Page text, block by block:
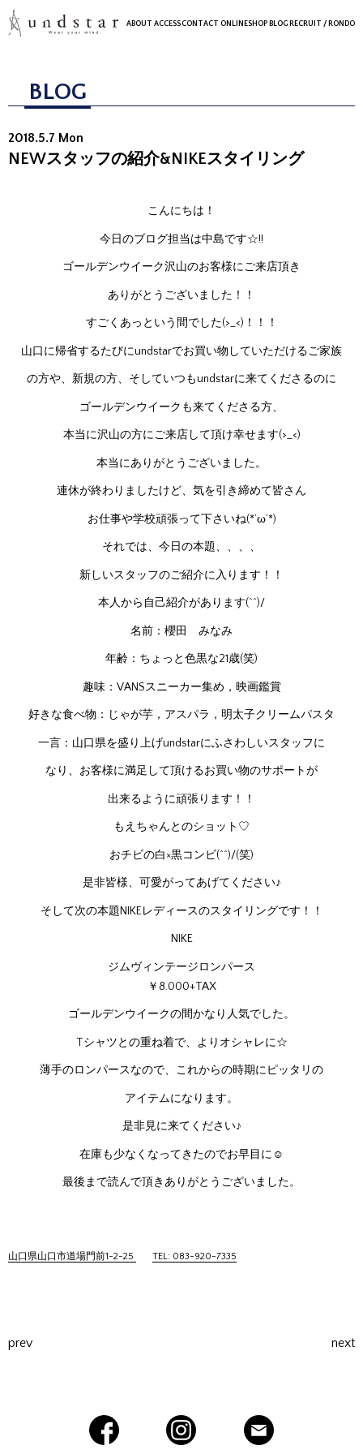
ABOUT ACCESSCONTACT ONLINESHOP BLOG RECRUIT / RONDO
BLOG
2018.5.7 Mon
NEWスタッフの紹介&NIKEスタイリング
こんにちは！
今日のブログ担当は中島です☆!!
ゴールデンウイーク沢山のお客様にご来店頂き
ありがとうございました！！
すごくあっという間でした(>_<)！！！
山口に帰省するたびにundstarでお買い物していただけるご家族
の方や、新規の方、そしていつもundstarに来てくださるのに
ゴールデンウイークも来てくださる方、
本当に沢山の方にご来店して頂け幸せます(>_<)
本当にありがとうございました。
連休が終わりましたけど、気を引き締めて皆さん
お仕事や学校頑張って下さいね(*’ω’*)
それでは、今日の本題、、、、
新しいスタッフのご紹介に入ります！！
本人から自己紹介があります(^^)/
名前：櫻田 みなみ
年齢：ちょっと色黒な21歳(笑)
趣味：VANSスニーカー集め，映画鑑賞
好きな食べ物：じゃが芋，アスパラ，明太子クリームパスタ
一言：山口県を盛り上げundstarにふさわしいスタッフに
なり、お客様に満足して頂けるお買い物のサポートが
出来るように頑張ります！！
もえちゃんとのショット♡
おチビの白×黒コンビ(^^)/(笑)
是非皆様、可愛がってあげてください♪
そして次の本題NIKEレディースのスタイリングです！！
NIKE
ジムヴィンテージロンパース
￥8.000+TAX
ゴールデンウイークの間かなり人気でした。
Tシャツとの重ね着で、よりオシャレに☆
薄手のロンパースなので、これからの時期にピッタリの
アイテムになります。
是非見に来てください♪
在庫も少なくなってきたのでお早目に☺
最後まで読んで頂きありがとうございました。
山口県山口市道場門前1-2-25 TEL: 083-920-7335
prev next